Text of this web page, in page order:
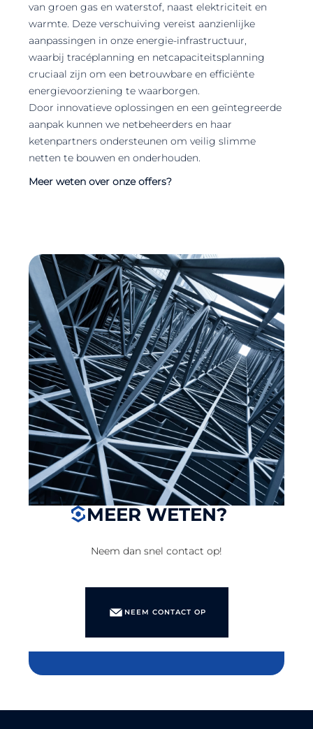
van groen gas en waterstof, naast elektriciteit en
warmte. Deze verschuiving vereist aanzienlijke
aanpassingen in onze energie-infrastructuur,
waarbij tracéplanning en netcapaciteitsplanning
cruciaal zijn om een betrouwbare en efficiënte
energievoorziening te waarborgen.
Door innovatieve oplossingen en een geïntegreerde
aanpak kunnen we netbeheerders en haar
ketenpartners ondersteunen om veilig slimme
netten te bouwen en onderhouden.
Meer weten over onze offers?
MEER WETEN?
Neem dan snel contact op!
NEEM CONTACT OP